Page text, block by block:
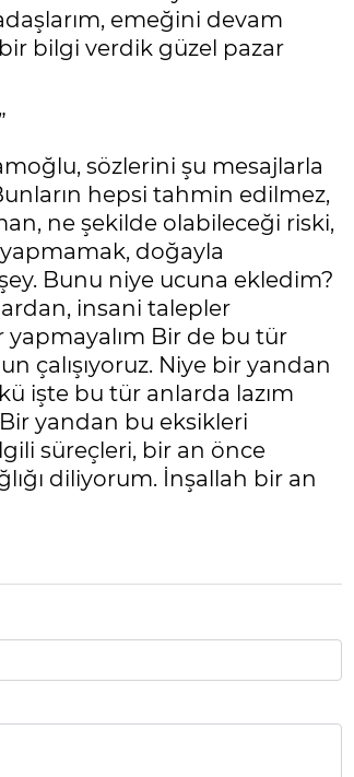
emeğini devam
bilgi verdik güzel pazar
sözlerini şu mesajlarla
hepsi tahmin edilmez,
ne şekilde olabileceği riski,
doğayla
Bunu niye ucuna ekledim?
insani talepler
Bir de bu tür
çalışıyoruz. Niye bir yandan
işte bu tür anlarda lazım
Bir yandan bu eksikleri
süreçleri, bir an önce
diliyorum. İnşallah bir an